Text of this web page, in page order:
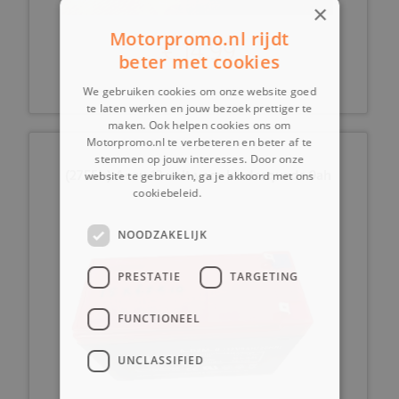
€ 14,99
(27E5b) Accu 12 volt voor kinderquads 9ah
×
Motorpromo.nl rijdt
beter met cookies
We gebruiken cookies om onze website goed
te laten werken en jouw bezoek prettiger te
maken. Ook helpen cookies ons om
Motorpromo.nl te verbeteren en beter af te
stemmen op jouw interesses. Door onze
website te gebruiken, ga je akkoord met ons
cookiebeleid.
NOODZAKELIJK
PRESTATIE TARGETING
FUNCTIONEEL
UNCLASSIFIED